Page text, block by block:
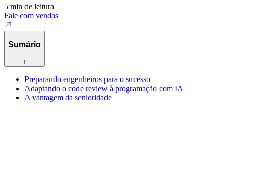
5 min de leitura
Fale com vendas
Sumário
↑
Preparando engenheiros para o sucesso
Adaptando o code review à programação com IA
A vantagem da senioridade